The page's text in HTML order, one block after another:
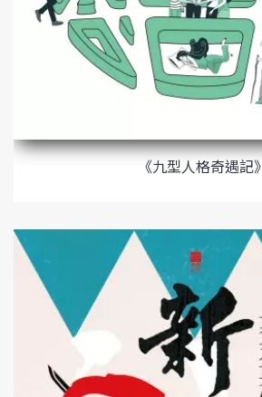
《九型人格奇遇記》